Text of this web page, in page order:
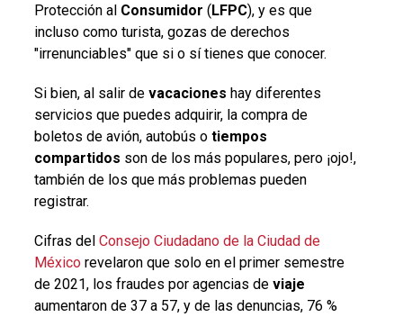
Protección al Consumidor (LFPC), y es que
incluso como turista, gozas de derechos
"irrenunciables" que si o sí tienes que conocer.
Si bien, al salir de vacaciones hay diferentes
servicios que puedes adquirir, la compra de
boletos de avión, autobús o tiempos
compartidos son de los más populares, pero ¡ojo!,
también de los que más problemas pueden
registrar.
Cifras del Consejo Ciudadano de la Ciudad de
Méxicorevelaron que solo en el primer semestre
de 2021, los fraudes por agencias de viaje
aumentaron de 37 a 57, y de las denuncias, 76 %